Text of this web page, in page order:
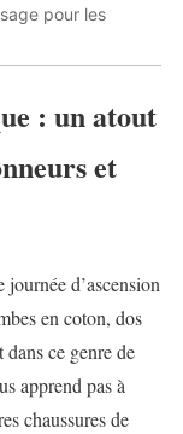
pour les
: un atout
et
d’ascension
en coton, dos
ce genre de
apprend pas à
chaussures de